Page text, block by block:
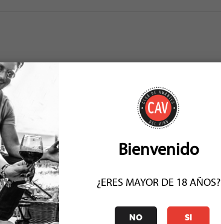
para acompañar un picoteo de comida china
Bienvenido
¿ERES MAYOR DE 18 AÑOS?
NO SI